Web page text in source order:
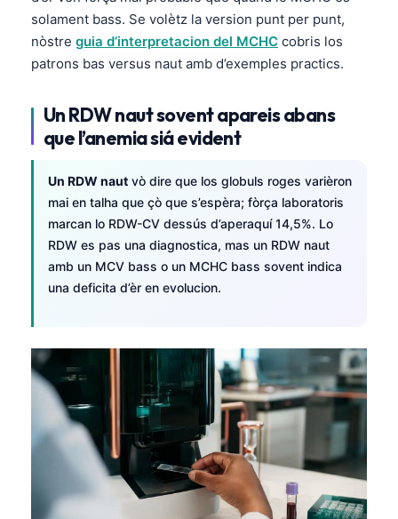
solament bass. Se volètz la version punt per punt,
nòstre guia d’interpretacion del MCHC cobris los
patrons bas versus naut amb d’exemples practics.
Un RDW naut sovent apareis abans
que l’anemia siá evident
Un RDW naut vò dire que los globuls roges varièron
mai en talha que çò que s’espèra; fòrça laboratoris
marcan lo RDW-CV dessús d’aperaquí 14,5%. Lo
RDW es pas una diagnostica, mas un RDW naut
amb un MCV bass o un MCHC bass sovent indica
una deficita d’èr en evolucion.